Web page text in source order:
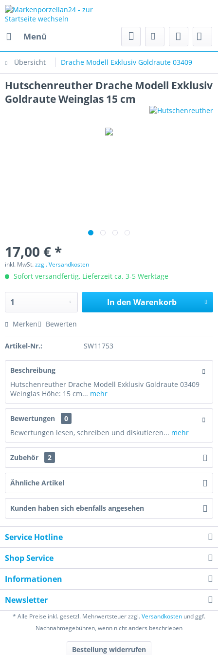
Menü
Übersicht Drache Modell Exklusiv Goldraute 03409
Hutschenreuther Drache Modell Exklusiv
Goldraute Weinglas 15 cm
17,00 € *
inkl. MwSt.zzgl. Versandkosten
Sofort versandfertig, Lieferzeit ca. 3-5 Werktage
In den Warenkorb
Merken Bewerten
Artikel-Nr.: SW11753
Beschreibung
Hutschenreuther Drache Modell Exklusiv Goldraute 03409
Weinglas Höhe: 15 cm... mehr
Bewertungen
0
Bewertungen lesen, schreiben und diskutieren... mehr
Zubehör 2
Ähnliche Artikel
Kunden haben sich ebenfalls angesehen
Service Hotline
Shop Service
Informationen
Newsletter
* Alle Preise inkl. gesetzl. Mehrwertsteuer zzgl.Versandkosten und ggf.
Nachnahmegebühren, wenn nicht anders beschrieben
Bestellung widerrufen